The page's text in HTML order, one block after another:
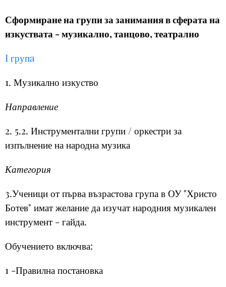
Сформиране на групи за занимания в сферата на
изкуствата - музикално, танцово, театрално
I групa
1. Музикално изкуство
Направление
2. 5.2. Инструментални групи / оркестри за
изпълнение на народна музика
Категория
3.Ученици от първа възрастова група в ОУ "Христо
Ботев" имат желание да изучат народния музикален
инструмент - гайда.
Обучението включва:
1 -Правилна постановка